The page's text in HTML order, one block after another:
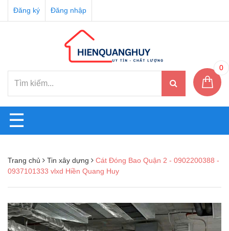
Đăng ký Đăng nhập
0
☰
Trang chủ Tin xây dựng
Cát Đóng Bao Quận 2 - 0902200388 -
0937101333 vlxd Hiền Quang Huy